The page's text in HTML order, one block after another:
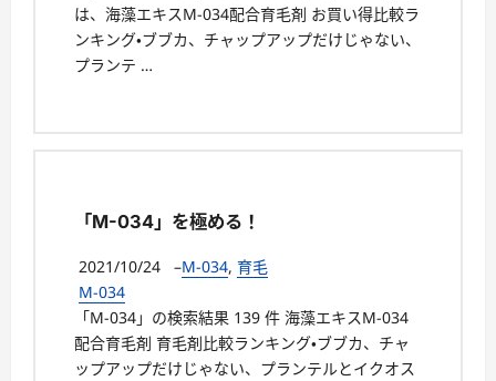
は、海藻エキスM-034配合育毛剤 お買い得比較ラ
ンキング・ブブカ、チャップアップだけじゃない、
プランテ …
「M-034」を極める！
2021/10/24 –M-034, 育毛
M-034
「M-034」の検索結果 139 件 海藻エキスM-034
配合育毛剤 育毛剤比較ランキング・ブブカ、チャ
ップアップだけじゃない、プランテルとイクオス